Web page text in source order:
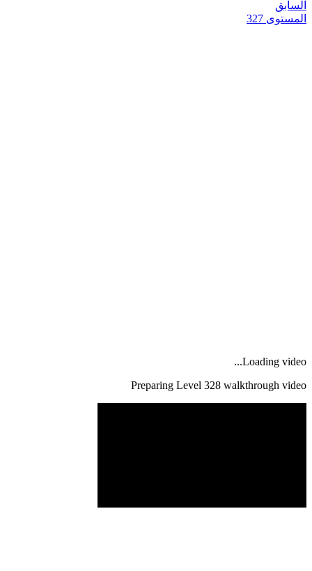
السابق
المستوى 327
Loading video...
Preparing Level 328 walkthrough video